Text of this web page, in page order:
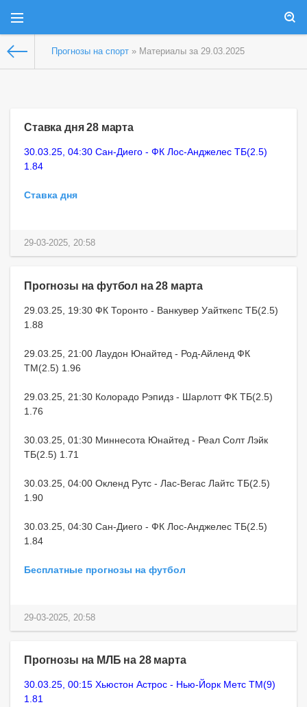
Прогнозы на спорт » Материалы за 29.03.2025
Ставка дня 28 марта
30.03.25, 04:30 Сан-Диего - ФК Лос-Анджелес ТБ(2.5)
1.84
Ставка дня
29-03-2025, 20:58
Прогнозы на футбол на 28 марта
29.03.25, 19:30 ФК Торонто - Ванкувер Уайткепс ТБ(2.5)
1.88
29.03.25, 21:00 Лаудон Юнайтед - Род-Айленд ФК
ТМ(2.5) 1.96
29.03.25, 21:30 Колорадо Рэпидз - Шарлотт ФК ТБ(2.5)
1.76
30.03.25, 01:30 Миннесота Юнайтед - Реал Солт Лэйк
ТБ(2.5) 1.71
30.03.25, 04:00 Окленд Рутс - Лас-Вегас Лайтс ТБ(2.5)
1.90
30.03.25, 04:30 Сан-Диего - ФК Лос-Анджелес ТБ(2.5)
1.84
Бесплатные прогнозы на футбол
29-03-2025, 20:58
Прогнозы на МЛБ на 28 марта
30.03.25, 00:15 Хьюстон Астрос - Нью-Йорк Метс ТМ(9)
1.81